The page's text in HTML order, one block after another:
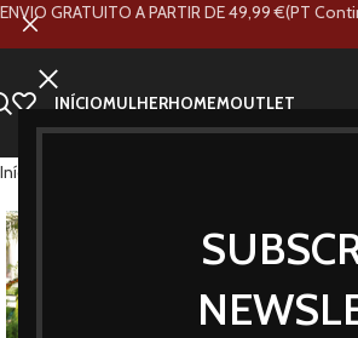
INÍCIOMULHERHOMEMOUTLET
Início
ENVIO GRATUITO A PARTIR DE 49,99 €(PT